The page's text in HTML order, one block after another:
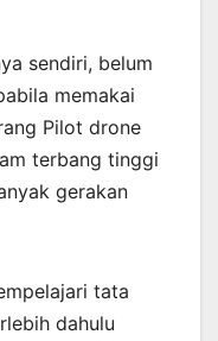
sendiri, belum
memakai
Pilot drone
terbang tinggi
gerakan
tata
dahulu